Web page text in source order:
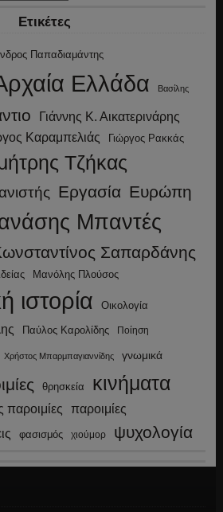
Ετικέτες
Παπαδιαμάντης
Ελλάδα Βασίλης
Γιάννης Κ. Αικατερινάρης
Καραμπελιάς Γιώργος Ρακκάς
Τζήκας
Εργασία Ευρώπη
Μπαντές
Σαπαρδάνης
Μανόλης Πλούσος
ιστορία Οικολογία
Παύλος Καρολίδης Ποίηση
Χρήστος Μπαρμπαγιαννίδης γνωμικά
θρησκεία κινήματα
παροιμίες παροιμίες
φασισμός χιούμορ ψυχολογία